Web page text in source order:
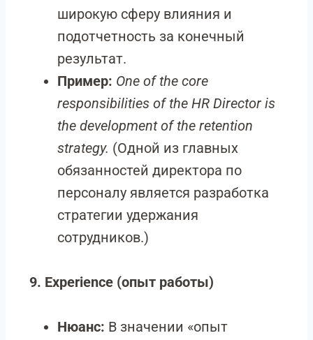
широкую сферу влияния и
подотчетность за конечный
результат.
Пример: One of the core
responsibilities of the HR Director is
the development of the retention
strategy. (Одной из главных
обязанностей директора по
персоналу является разработка
стратегии удержания
сотрудников.)
9. Experience (опыт работы)
Нюанс: В значении «опыт